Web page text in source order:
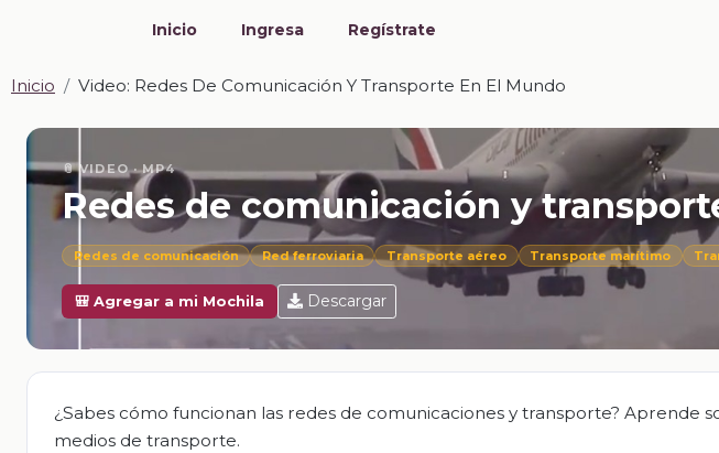
Inicio Ingresa Regístrate
Inicio Video: Redes De Comunicación Y Transporte En El Mundo
📎 VIDEO · MP4
Redes de comunicación y
Redes de comunicación Red ferroviaria Transporte aéreo Transporte marítimo
🎒 Agregar a mi Mochila Descargar
¿Sabes cómo funcionan las redes de comunicaciones y transporte? Aprende
medios de transporte.